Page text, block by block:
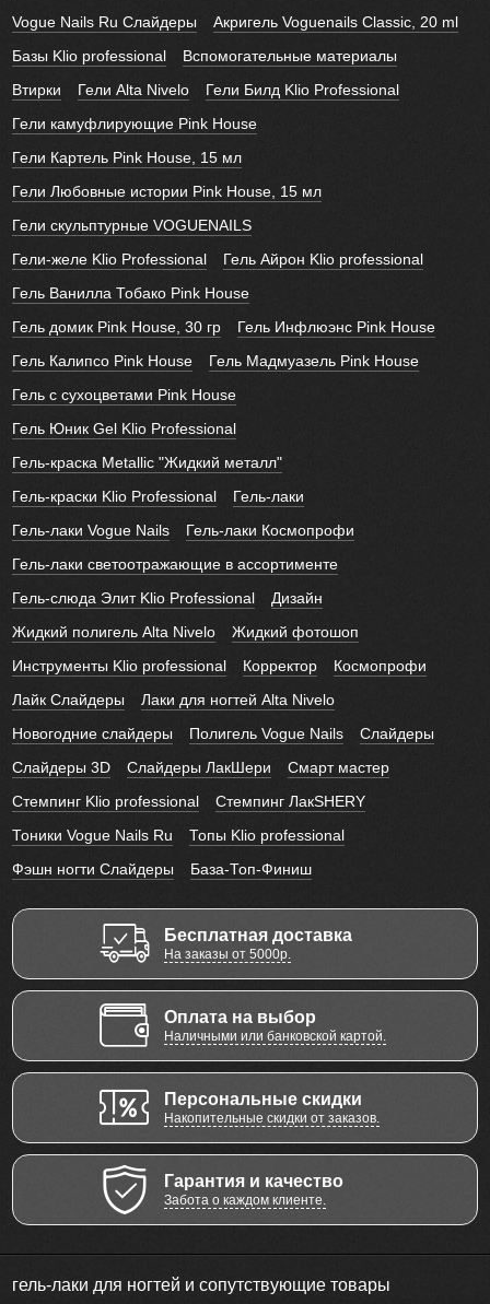
Vogue Nails Ru Слайдеры
Акригель Voguenails Classic, 20 ml
Базы Klio professional
Вспомогательные материалы
Втирки
Гели Alta Nivelo
Гели Билд Klio Professional
Гели камуфлирующие Pink House
Гели Картель Pink House, 15 мл
Гели Любовные истории Pink House, 15 мл
Гели скульптурные VOGUENAILS
Гели-желе Klio Professional
Гель Айрон Klio professional
Гель Ванилла Тобако Pink House
Гель домик Pink House, 30 гр
Гель Инфлюэнс Pink House
Гель Калипсо Pink House
Гель Мадмуазель Pink House
Гель с сухоцветами Pink House
Гель Юник Gel Klio Professional
Гель-краска Metallic "Жидкий металл"
Гель-краски Klio Professional
Гель-лаки
Гель-лаки Vogue Nails
Гель-лаки Космопрофи
Гель-лаки светоотражающие в ассортименте
Гель-слюда Элит Klio Professional
Дизайн
Жидкий полигель Alta Nivelo
Жидкий фотошоп
Инструменты Klio professional
Корректор
Космопрофи
Лайк Слайдеры
Лаки для ногтей Alta Nivelo
Новогодние слайдеры
Полигель Vogue Nails
Слайдеры
Слайдеры 3D
Слайдеры ЛакШери
Смарт мастер
Стемпинг Klio professional
Стемпинг ЛакSHERY
Тоники Vogue Nails Ru
Топы Klio professional
Фэшн ногти Слайдеры
База-Топ-Финиш
Бесплатная доставка
На заказы от 5000р.
Оплата на выбор
Наличными или банковской картой.
Персональные скидки
Накопительные скидки от заказов.
Гарантия и качество
Забота о каждом клиенте.
гель-лаки для ногтей и сопутствующие товары